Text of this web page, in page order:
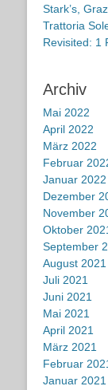
Stark’s, Graz
Trattoria
Revisited: 1
Archiv
Mai 2022
April 2022
März 2022
Februar
Januar 2022
Dezember
November
Oktober
September
August 2021
Juli 2021
Juni 2021
Mai 2021
April 2021
März 2021
Februar
Januar 2021